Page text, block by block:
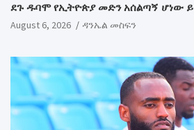
ደጉ ዱባሞ የኢትዮጵያ መድን አሰልጣኝ ሆነው
August 6, 2026 ዳንኤል መስፍን